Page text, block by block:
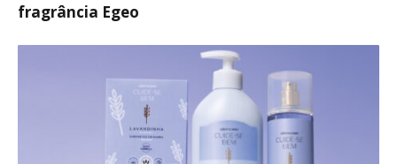
fragrância Egeo